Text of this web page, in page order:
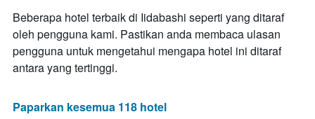
Beberapa hotel terbaik di Iidabashi seperti yang ditaraf
oleh pengguna kami. Pastikan anda membaca ulasan
pengguna untuk mengetahui mengapa hotel ini ditaraf
antara yang tertinggi.
Paparkan kesemua 118 hotel